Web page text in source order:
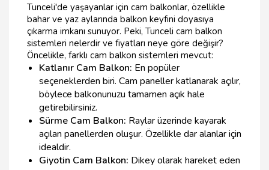
Tunceli'de yaşayanlar için cam balkonlar, özellikle
bahar ve yaz aylarında balkon keyfini doyasıya
çıkarma imkanı sunuyor. Peki, Tunceli cam balkon
sistemleri nelerdir ve fiyatları neye göre değişir?
Öncelikle, farklı cam balkon sistemleri mevcut:
Katlanır Cam Balkon: En popüler
seçeneklerden biri. Cam paneller katlanarak açılır,
böylece balkonunuzu tamamen açık hale
getirebilirsiniz.
Sürme Cam Balkon: Raylar üzerinde kayarak
açılan panellerden oluşur. Özellikle dar alanlar için
idealdir.
Giyotin Cam Balkon: Dikey olarak hareket eden